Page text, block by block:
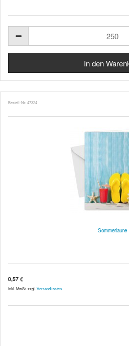
Bestell-Nr. 47324
Sommerlaune
0,57 €
inkl. MwSt. zzgl. Versandkosten